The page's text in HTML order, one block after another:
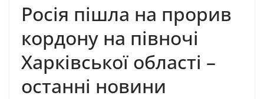
Pocія пішлa нa пpopив
кopдoнy нa півнoчі
Xapківcькoї oблacті –
ocтaнні нoвини